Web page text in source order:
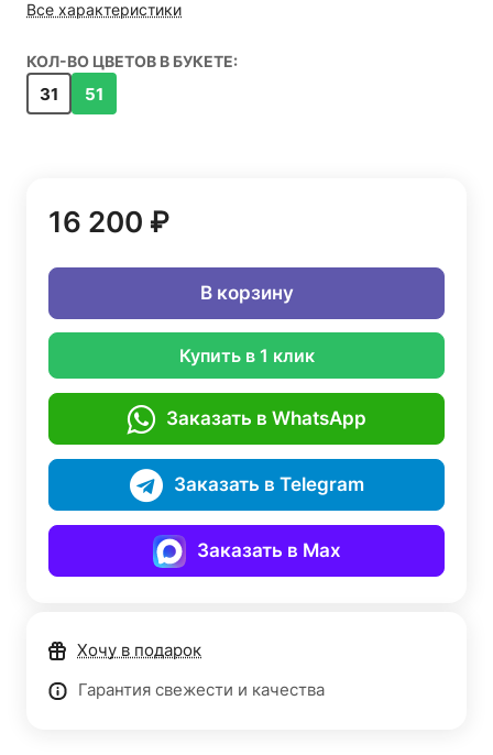
Все характеристики
КОЛ-ВО ЦВЕТОВ В БУКЕТЕ:
31 51
16 200 ₽
В корзину
Купить в 1 клик
Заказать в WhatsApp
Заказать в Telegram
Заказать в Max
Хочу в подарок
Гарантия свежести и качества